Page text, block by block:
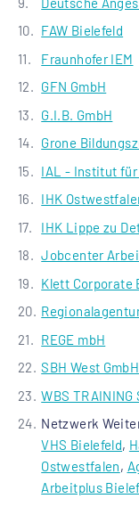
FAW Bielefeld
Fraunhofer IEM
GFN GmbH
G.I.B. GmbH
Grone
IAL - Institut
IHK
IHK Lippe zu
Jobcenter
Klett Corporate
REGE mbH
SBH West GmbH
WBS TRAINING
Netzwerk
VHS Bielefeld,
Ostwestfalen,
Arbeitplus